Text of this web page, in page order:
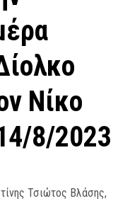
Νίκο
8/2023
Τσιώτος Βλάσης,